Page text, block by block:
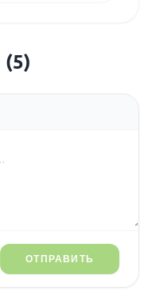
(5)
ОТПРАВИТЬ